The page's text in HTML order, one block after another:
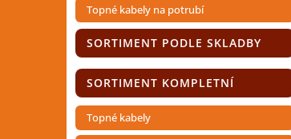
p
n
Topné kabely na potrubí
SORTIMENT PODLE SKLADBY
SORTIMENT KOMPLETNÍ
Topné kabely